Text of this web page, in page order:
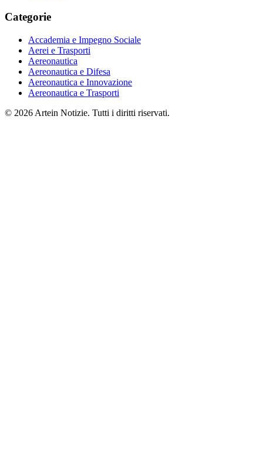
Categorie
Accademia e Impegno Sociale
Aerei e Trasporti
Aereonautica
Aereonautica e Difesa
Aereonautica e Innovazione
Aereonautica e Trasporti
© 2026 Artein Notizie. Tutti i diritti riservati.